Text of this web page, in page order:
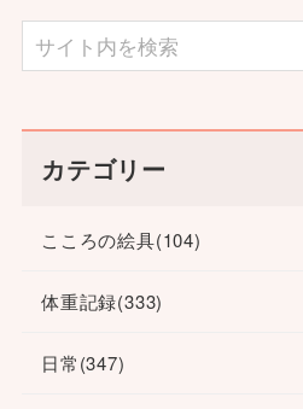
カテゴリー
こころの絵具(104)
体重記録(333)
日常(347)